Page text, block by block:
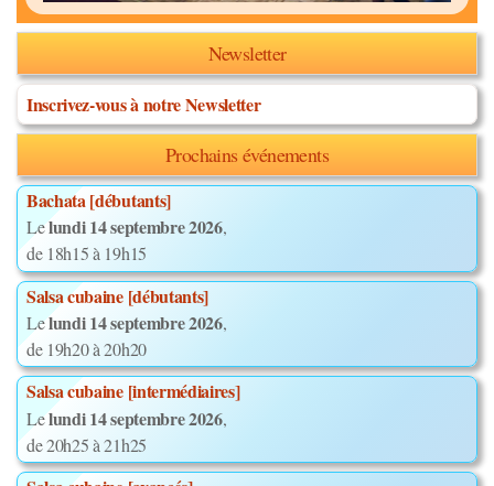
Newsletter
Inscrivez-vous à notre Newsletter
Prochains événements
Bachata [débutants]
Lelundi 14 septembre 2026,
de 18h15 à 19h15
Salsa cubaine [débutants]
Lelundi 14 septembre 2026,
de 19h20 à 20h20
Salsa cubaine [intermédiaires]
Lelundi 14 septembre 2026,
de 20h25 à 21h25